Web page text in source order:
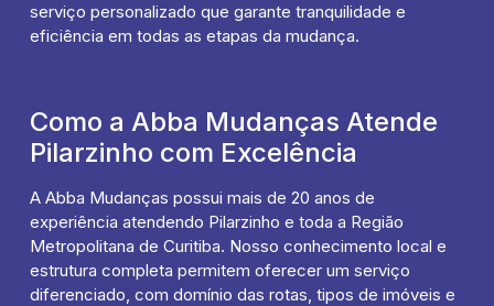
serviço personalizado que garante tranquilidade e
eficiência em todas as etapas da mudança.
Como a Abba Mudanças Atende
Pilarzinho com Excelência
A Abba Mudanças possui mais de 20 anos de
experiência atendendo Pilarzinho e toda a Região
Metropolitana de Curitiba. Nosso conhecimento local e
estrutura completa permitem oferecer um serviço
diferenciado, com domínio das rotas, tipos de imóveis e